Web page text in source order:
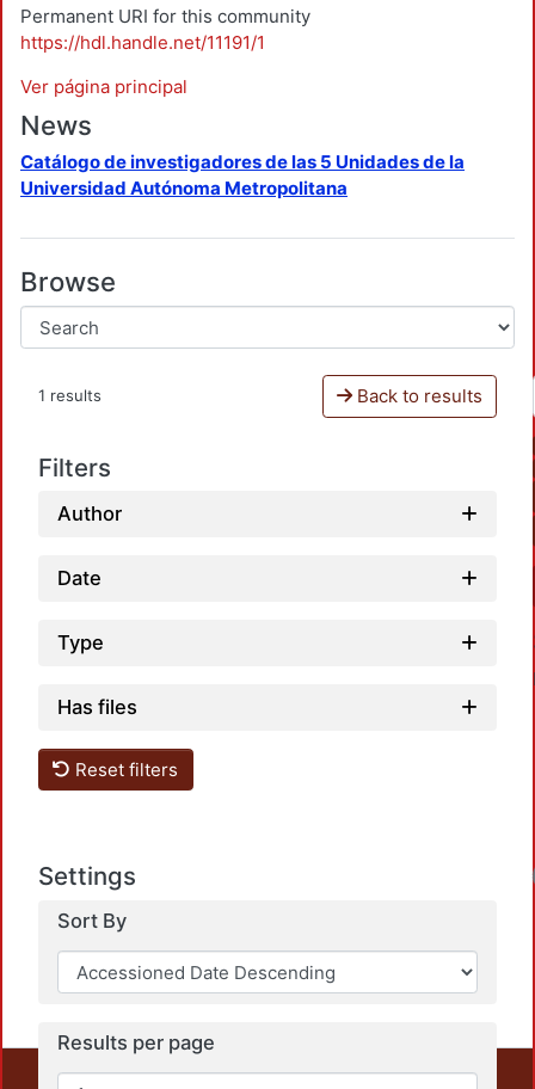
Permanent URI for this community
https://hdl.handle.net/11191/1
Ver página principal
News
Catálogo de investigadores de las 5 Unidades de la
Universidad Autónoma Metropolitana
Browse
1 results Back to results
Filters
Author
Date
Type
Has files
Reset filters
Settings
Sort By
Results per page
This repository preserves and disseminates, in